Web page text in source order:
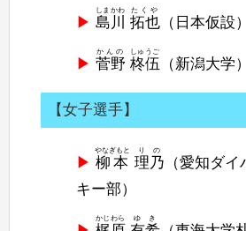
島川
しまかわ
拓也
たくや
（日本仮設）
菅野
かんの
柊伍
しゅうご
（新潟大学）
【女子選手】
柳本
やなぎもと
理乃
りの
（愛知ダ
キー部）
かじわら ゆき